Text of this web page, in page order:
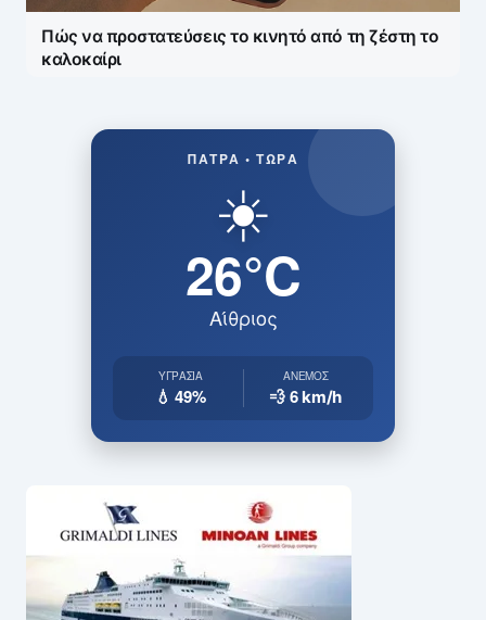
Πώς να προστατεύσεις το κινητό από τη ζέστη το
καλοκαίρι
ΠΆΤΡΑ • ΤΏΡΑ
☀️
26°C
Αίθριος
ΥΓΡΑΣΊΑ
💧 49%
ΆΝΕΜΟΣ
💨 6km/h